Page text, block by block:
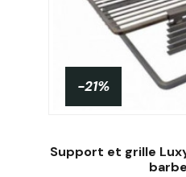
-21%
Support et grille